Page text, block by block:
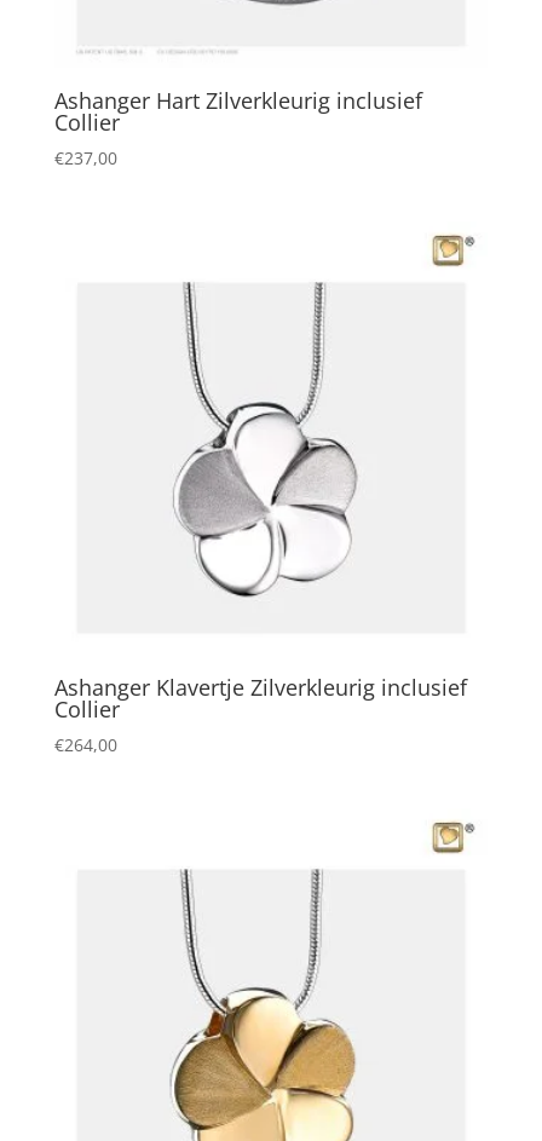
Ashanger Hart Zilverkleurig inclusief
Collier
€237,00
Ashanger Klavertje Zilverkleurig inclusief
Collier
€264,00